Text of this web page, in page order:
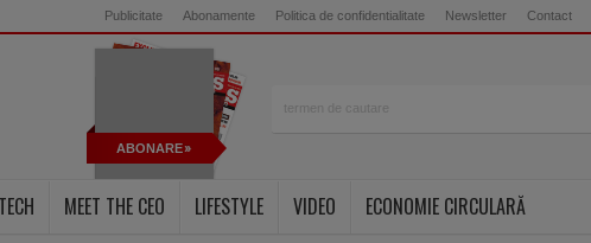
Publicitate Abonamente Politica de confidentialitate Newsletter Contact
ABONARE
TECH MEET THE CEO LIFESTYLE VIDEO
ECONOMIE CIRCULARĂ